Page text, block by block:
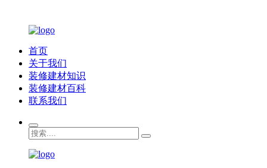
首页
关于我们
装修建材知识
装修建材百科
联系我们